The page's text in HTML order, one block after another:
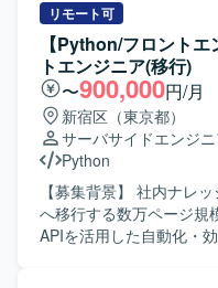
PythonおよびSQLを用い
DWH製品やBIツールを
定されています。
トチューニング、エー
す。LLM連携APIの設計
携・ワークフロー設計を
向上に向けた検証・改善
【求める人物像】 生成AI
高く、自ら課題を発見し
に進めていただける方を
ニケーションを取りなが
の向上に責任感を持っ
いです。 【ポジションの魅力】 音声認識と生成AIを組み合
わせたSaaSプロダクト
リモート可
【Python/フロント
トエンジニア(移行)
〜900,000円/月
新宿区（東京都）
サーバサイドエンジ
Python
【募集背景】 社内ナレ
へ移行する数万ページ規
APIを活用した自動化・